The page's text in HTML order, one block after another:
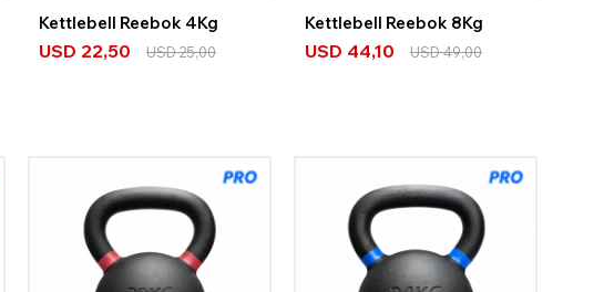
Kettlebell Reebok 4Kg
USD 22,50 USD25,00
Kettlebell Reebok 8Kg
USD 44,10 USD49,00